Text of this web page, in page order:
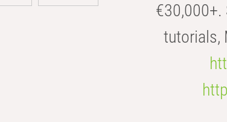
€30,000+.
tutorials,